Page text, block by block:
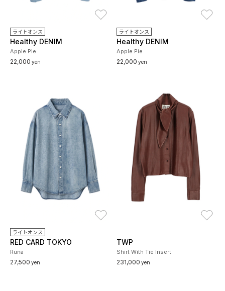
ライトオンス
Healthy DENIM
Apple Pie
22,000 yen
ライトオンス
Healthy DENIM
Apple Pie
22,000 yen
ライトオンス
RED CARD TOKYO
Runa
27,500 yen
TWP
Shirt With Tie Insert
231,000 yen